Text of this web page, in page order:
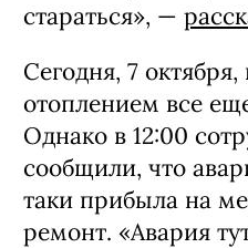
стараться», —
Сегодня, 7
отоплением все
Однако в 12:00
сообщили, что
таки прибыла на
ремонт. «Авария